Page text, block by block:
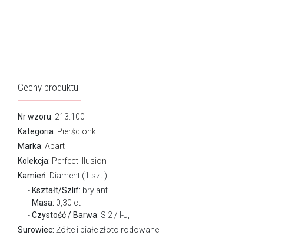
Cechy produktu
Nr wzoru: 213.100
Kategoria: Pierścionki
Marka: Apart
Kolekcja: Perfect Illusion
Kamień: Diament (1 szt.)
Kształt/Szlif: brylant
Masa: 0,30 ct
Czystość / Barwa: SI2 / I-J,
Surowiec: Żółte i białe złoto rodowane